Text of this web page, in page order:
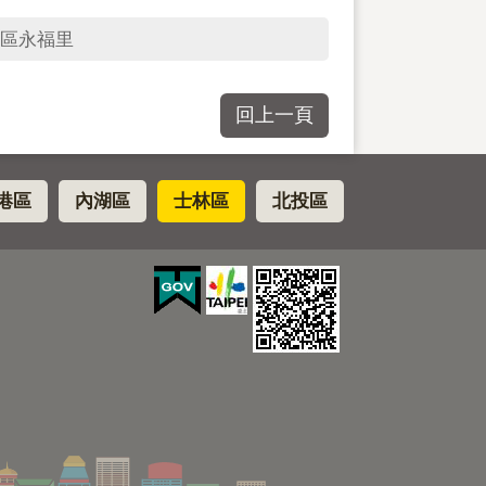
永福里
回上一頁
區 內湖區 士林區 北投區